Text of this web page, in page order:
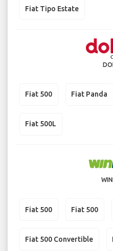
Fiat Tipo Estate
Fiat 500 Fiat Panda
Fiat 500L
Fiat 500 Fiat 500
Fiat 500 Convertible